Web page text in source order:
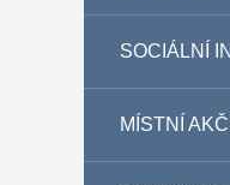
SOCIÁLNÍ
MÍSTNÍ